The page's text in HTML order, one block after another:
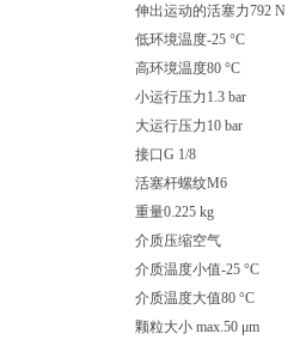
伸出运动的活塞力792 N
低环境温度-25 °C
高环境温度80 °C
小运行压力1.3 bar
大运行压力10 bar
接口G 1/8
活塞杆螺纹M6
重量0.225 kg
介质压缩空气
介质温度小值-25 °C
介质温度大值80 °C
颗粒大小 max.50 μm